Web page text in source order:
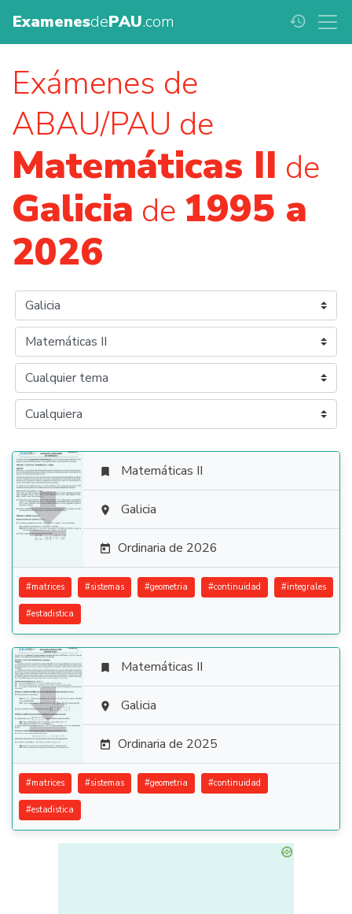
ExamenesdePAU.com history
Exámenes de
ABAU/PAU de
Matemáticas II de
Galicia de 1995 a
2026

 Matemáticas II
 Galicia
 Ordinaria de 2026
#matrices #sistemas #geometria #continuidad #integrales
#estadistica

 Matemáticas II
 Galicia
 Ordinaria de 2025
#matrices #sistemas #geometria #continuidad
#estadistica